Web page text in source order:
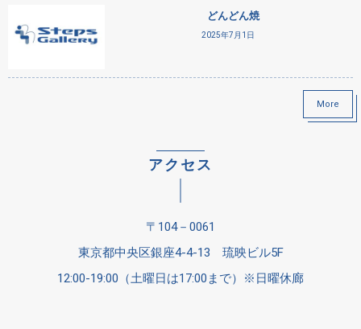
どんどん焼
2025年7月1日
More
アクセス
〒104－0061
東京都中央区銀座4-4-13 琉映ビル5F
12:00-19:00（土曜日は17:00まで）※日曜休廊